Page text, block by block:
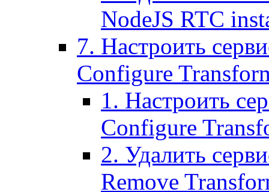
NodeJS RTC
7. Настроить
Configure
1. Настроить
Configure
2. Удалить
Remove